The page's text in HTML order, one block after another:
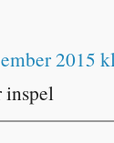
2015
inspel